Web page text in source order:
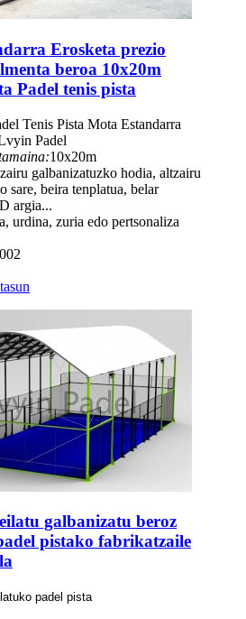
Erosketa prezio
beroa 10x20m
Padel tenis pista
Tenis Pista Mota Estandarra
Padel
10x20m
galbanizatuzko hodia, altzairu
sare, beira tenplatua, belar
argia...
urdina, zuria edo pertsonaliza
galbanizatu beroz
pistako fabrikatzaile
padel pista